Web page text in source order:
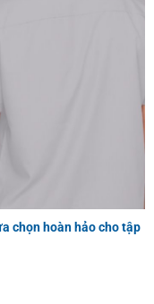
chọn hoàn hảo cho tập